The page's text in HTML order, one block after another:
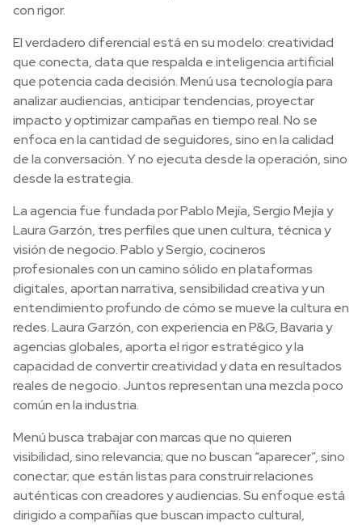
con rigor.
El verdadero diferencial está en su modelo: creatividad
que conecta, data que respalda e inteligencia artificial
que potencia cada decisión. Menú usa tecnología para
analizar audiencias, anticipar tendencias, proyectar
impacto y optimizar campañas en tiempo real. No se
enfoca en la cantidad de seguidores, sino en la calidad
de la conversación. Y no ejecuta desde la operación, sino
desde la estrategia.
La agencia fue fundada por Pablo Mejía, Sergio Mejía y
Laura Garzón, tres perfiles que unen cultura, técnica y
visión de negocio. Pablo y Sergio, cocineros
profesionales con un camino sólido en plataformas
digitales, aportan narrativa, sensibilidad creativa y un
entendimiento profundo de cómo se mueve la cultura en
redes. Laura Garzón, con experiencia en P&G, Bavaria y
agencias globales, aporta el rigor estratégico y la
capacidad de convertir creatividad y data en resultados
reales de negocio. Juntos representan una mezcla poco
común en la industria.
Menú busca trabajar con marcas que no quieren
visibilidad, sino relevancia; que no buscan “aparecer”, sino
conectar; que están listas para construir relaciones
auténticas con creadores y audiencias. Su enfoque está
dirigido a compañías que buscan impacto cultural,